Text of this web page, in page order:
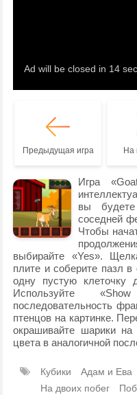
Предыдущая игра На
Игра
вы
соседней
Чтобы
выбирайте «Yes».
плите и соберите пазл
одну пустую клеточку
Используйте
последовательность
птенцов на картинке.
окрашивайте шарики
цвета в аналогичной
Кубики Адам и Ева
На двоих побег